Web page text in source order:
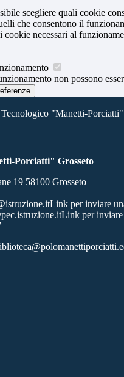
scegliere quali cookie
che consentono il
cookie necessari al
non possono
"Manetti-Porciatti"
Porciatti" Grosseto
19 58100 Grosseto
Link per inviare
Link per inviare